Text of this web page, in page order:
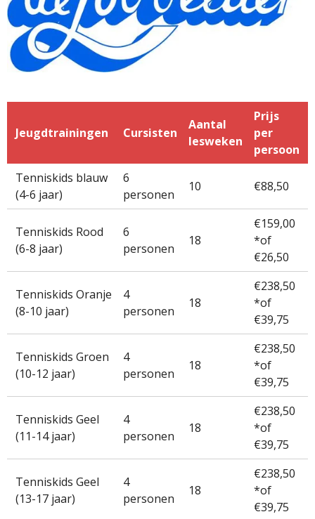
Jeugdtrainingen Cursisten
Aantal
lesweken
Prijs
per
persoon
Tenniskids blauw
(4-6 jaar)
6
personen
10 €88,50
Tenniskids Rood
(6-8 jaar)
6
personen
18
€159,00
*of
€26,50
Tenniskids Oranje
(8-10 jaar)
4
personen
18
€238,50
*of
€39,75
Tenniskids Groen
(10-12 jaar)
4
personen
18
€238,50
*of
€39,75
Tenniskids Geel
(11-14 jaar)
4
personen
18
€238,50
*of
€39,75
Tenniskids Geel
(13-17 jaar)
4
personen
18
€238,50
*of
€39,75